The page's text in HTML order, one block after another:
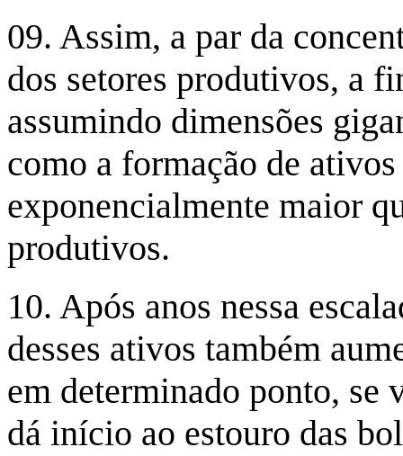
09. Assim, a par da
dos setores produtivos, a
assumindo dimensões
como a formação de
exponencialmente maior
produtivos.
10. Após anos nessa
desses ativos também
em determinado ponto, se
dá início ao estouro das